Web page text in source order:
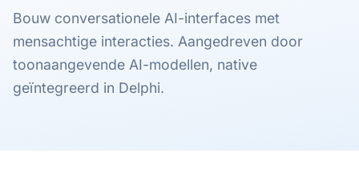
Bouw conversationele AI-interfaces met
mensachtige interacties. Aangedreven door
toonaangevende AI-modellen, native
geïntegreerd in Delphi.